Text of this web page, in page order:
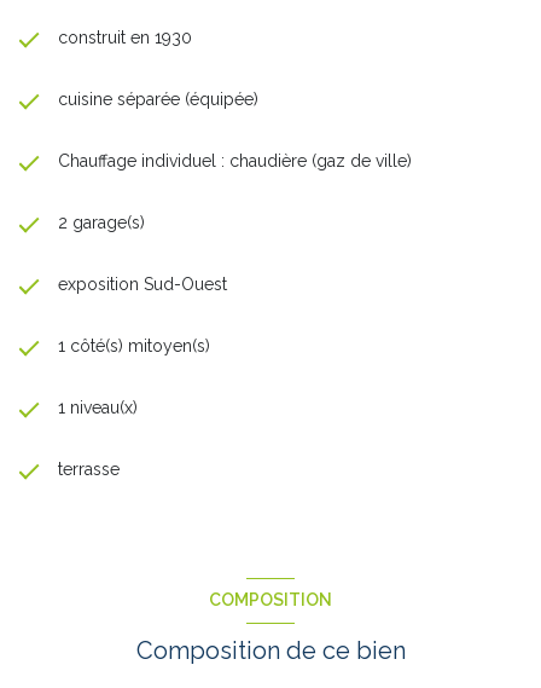
construit en 1930
cuisine séparée (équipée)
Chauffage individuel : chaudière (gaz de ville)
2 garage(s)
exposition Sud-Ouest
1 côté(s) mitoyen(s)
1 niveau(x)
terrasse
COMPOSITION
Composition de ce bien